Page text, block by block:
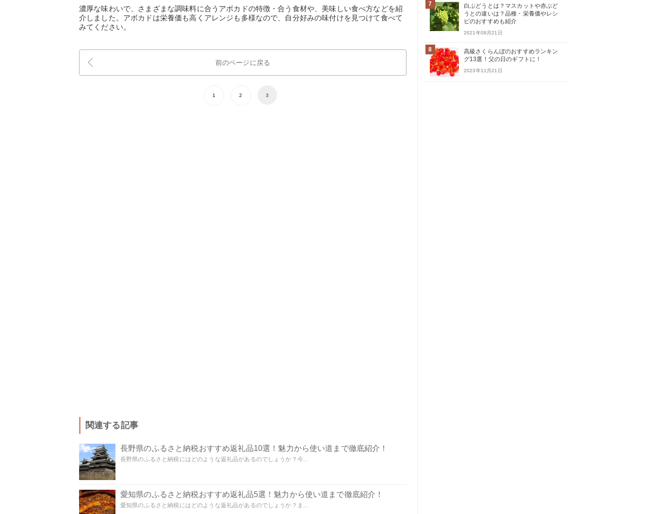
濃厚な味わいで、さまざまな調味料に合うアボカドの特徴・合う食材や、美味しい食べ方などを紹
介しました。アボカドは栄養価も高くアレンジも多様なので、自分好みの味付けを見つけて食べて
みてください。
前のページに戻る
1 2 3
関連する記事
長野県のふるさと納税おすすめ返礼品10選！魅力から使い道まで徹底紹介！
長野県のふるさと納税にはどのような返礼品があるのでしょうか？今...
愛知県のふるさと納税おすすめ返礼品5選！魅力から使い道まで徹底紹介！
愛知県のふるさと納税にはどのような返礼品があるのでしょうか？ま...
7
白ぶどうとは？マスカットや赤ぶど
うとの違いは？品種・栄養価やレシ
ピのおすすめも紹介
2021年09月21日
8
高級さくらんぼのおすすめランキン
グ13選！父の日のギフトに！
2023年11月21日